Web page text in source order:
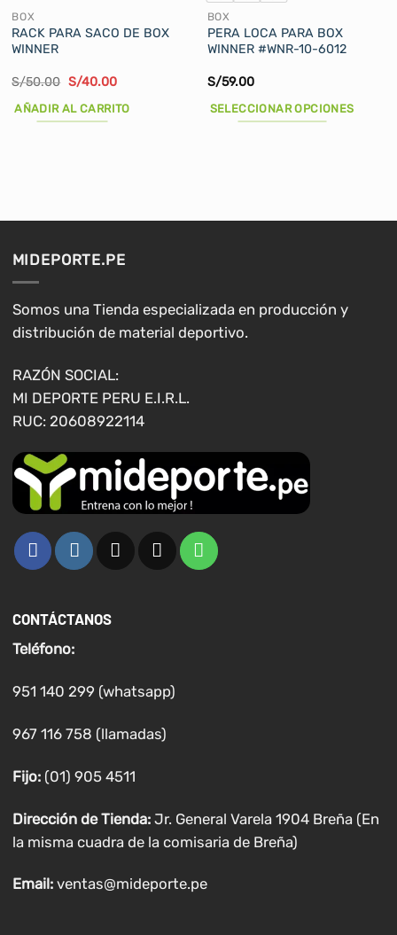
BOX
RACK PARA SACO DE BOX
WINNER
S/50.00 El
original
era:
S/40.00El
actual
AÑADIR AL CARRITO
BOX
PERA LOCA PARA BOX
WINNER #WNR-10-6012
S/59.00
SELECCIONAR OPCIONES
elegir
en
MIDEPORTE.PE
Somos una Tienda especializada en producción y
distribución de material deportivo.
RAZÓN SOCIAL:
MI DEPORTE PERU E.I.R.L.
RUC: 20608922114
CONTÁCTANOS
Teléfono:
951 140 299 (whatsapp)
967 116 758 (llamadas)
Fijo:(01) 905 4511
Dirección de Tienda: Jr. General Varela 1904 Breña (En
la misma cuadra de la comisaria de Breña)
Email: ventas@mideporte.pe